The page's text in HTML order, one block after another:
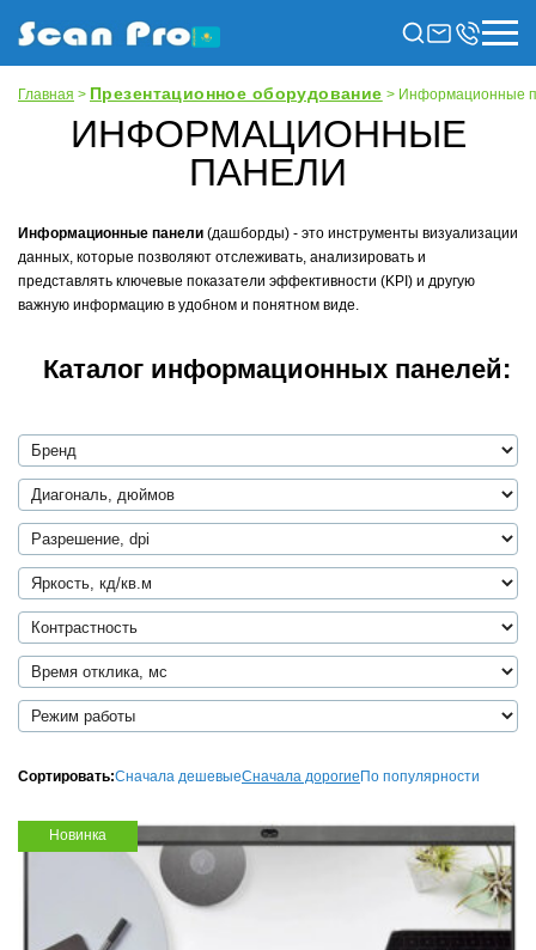
Главная > Презентационное оборудование > Информационные
ИНФОРМАЦИОННЫЕ
ПАНЕЛИ
Информационные панели (дашборды) - это инструменты визуализации
данных, которые позволяют отслеживать, анализировать и
представлять ключевые показатели эффективности (KPI) и другую
важную информацию в удобном и понятном виде.
Каталог информационных панелей:
Сортировать:Сначала дешевыеСначала дорогие По популярности
Новинка